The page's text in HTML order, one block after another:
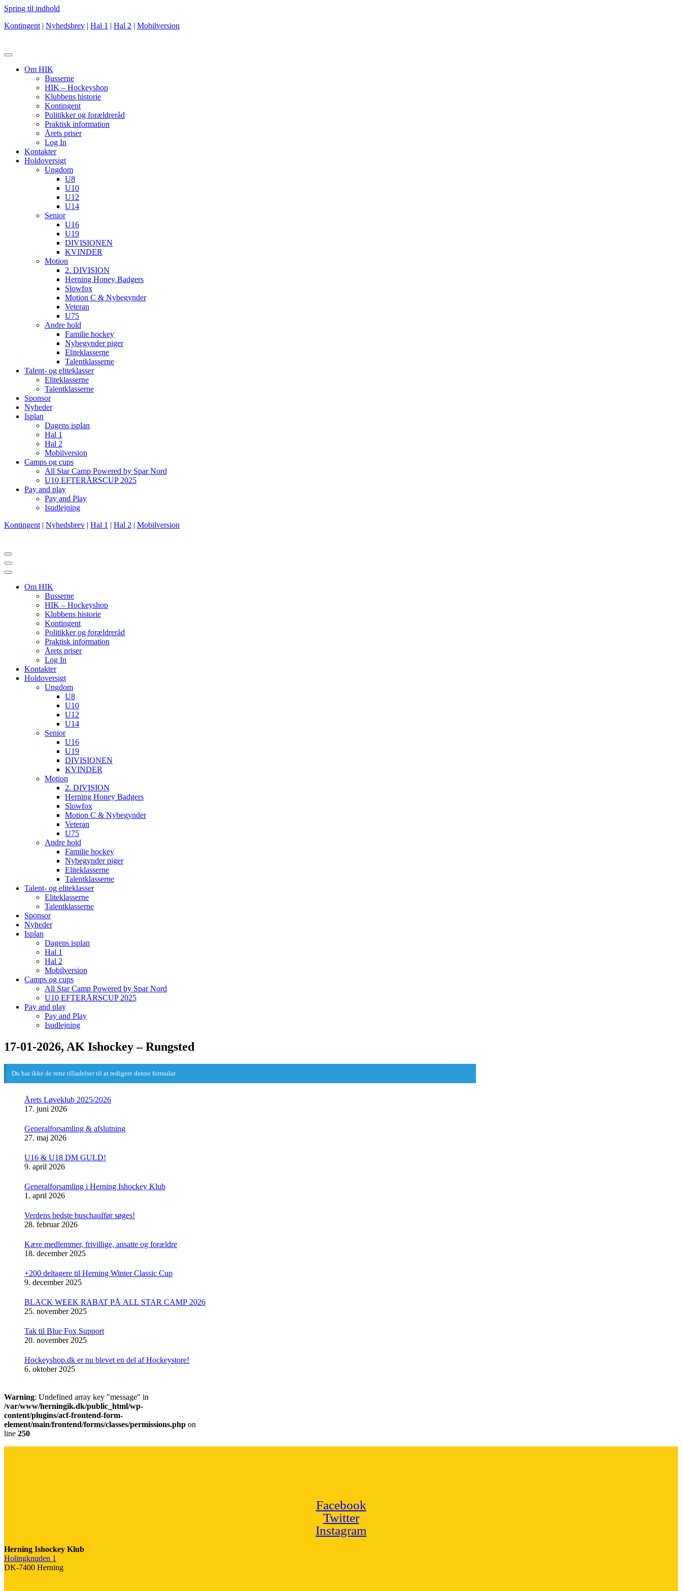
Spring til indhold
Kontingent | Nyhedsbrev | Hal 1 | Hal 2 | Mobilversion
Om HIK
Busserne
HIK – Hockeyshop
Klubbens historie
Kontingent
Politikker og forældreråd
Praktisk information
Årets priser
Log In
Kontakter
Holdoversigt
Ungdom
U8
U10
U12
U14
Senior
U16
U19
DIVISIONEN
KVINDER
Motion
2. DIVISION
Herning Honey Badgers
Slowfox
Motion C & Nybegynder
Veteran
U75
Andre hold
Familie hockey
Nybegynder piger
Eliteklasserne
Talentklasserne
Talent- og eliteklasser
Eliteklasserne
Talentklasserne
Sponsor
Nyheder
Isplan
Dagens isplan
Hal 1
Hal 2
Mobilversion
Camps og cups
All Star Camp Powered by Spar Nord
U10 EFTERÅRSCUP 2025
Pay and play
Pay and Play
Isudlejning
Kontingent | Nyhedsbrev | Hal 1 | Hal 2 | Mobilversion
Navigation
menu
Navigation
menu
Om HIK
Busserne
HIK – Hockeyshop
Klubbens historie
Kontingent
Politikker og forældreråd
Praktisk information
Årets priser
Log In
Kontakter
Holdoversigt
Ungdom
U8
U10
U12
U14
Senior
U16
U19
DIVISIONEN
KVINDER
Motion
2. DIVISION
Herning Honey Badgers
Slowfox
Motion C & Nybegynder
Veteran
U75
Andre hold
Familie hockey
Nybegynder piger
Eliteklasserne
Talentklasserne
Talent- og eliteklasser
Eliteklasserne
Talentklasserne
Sponsor
Nyheder
Isplan
Dagens isplan
Hal 1
Hal 2
Mobilversion
Camps og cups
All Star Camp Powered by Spar Nord
U10 EFTERÅRSCUP 2025
Pay and play
Pay and Play
Isudlejning
17-01-2026, AK Ishockey – Rungsted
Du har ikke de rette tilladelser til at redigere denne formular
Årets Løveklub 2025/2026
17. juni 2026
Generalforsamling & afslutning
27. maj 2026
U16 & U18 DM GULD!
9. april 2026
Generalforsamling i Herning Ishockey Klub
1. april 2026
Verdens bedste buschauffør søges!
28. februar 2026
Kære medlemmer, frivillige, ansatte og forældre
18. december 2025
+200 deltagere til Herning Winter Classic Cup
9. december 2025
BLACK WEEK RABAT PÅ ALL STAR CAMP 2026
25. november 2025
Tak til Blue Fox Support
20. november 2025
Hockeyshop.dk er nu blevet en del af Hockeystore!
6. oktober 2025
Warning: Undefined array key "message" in
/var/www/herningik.dk/public_html/wp-
content/plugins/acf-frontend-form-
element/main/frontend/forms/classes/permissions.php on
line 250
Facebook
Twitter
Instagram
Herning Ishockey Klub
Holingknuden 1
DK-7400 Herning